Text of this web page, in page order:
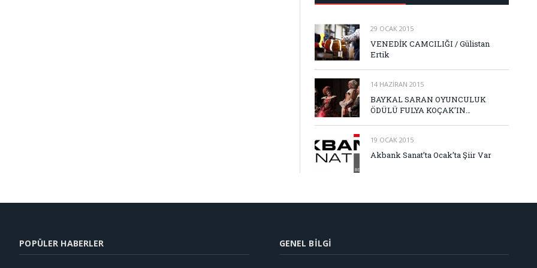
29 OCAK 2015
VENEDİK CAMCILIĞI / Gülistan
Ertik
14 HAZIRAN 2015
BAYKAL SARAN OYUNCULUK
ÖDÜLÜ FULYA KOÇAK’IN…
19 OCAK 2015
Akbank Sanat’ta Ocak’ta Şiir Var
POPÜLER HABERLER GENEL BILGI